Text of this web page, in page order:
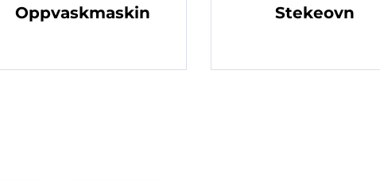
Oppvaskmaskin Stekeovn